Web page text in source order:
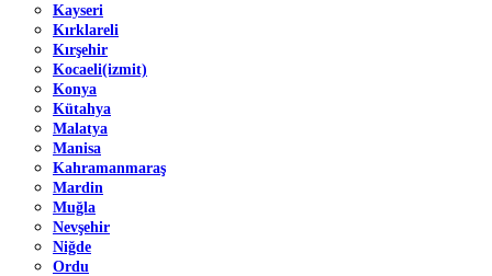
Kayseri
Kırklareli
Kırşehir
Kocaeli(izmit)
Konya
Kütahya
Malatya
Manisa
Kahramanmaraş
Mardin
Muğla
Nevşehir
Niğde
Ordu